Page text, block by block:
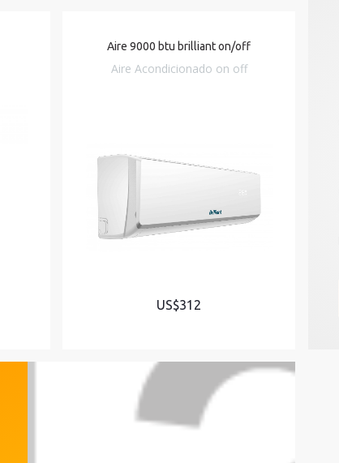
Aire 9000 btu brilliant on/off
Aire Acondicionado on off
US$312